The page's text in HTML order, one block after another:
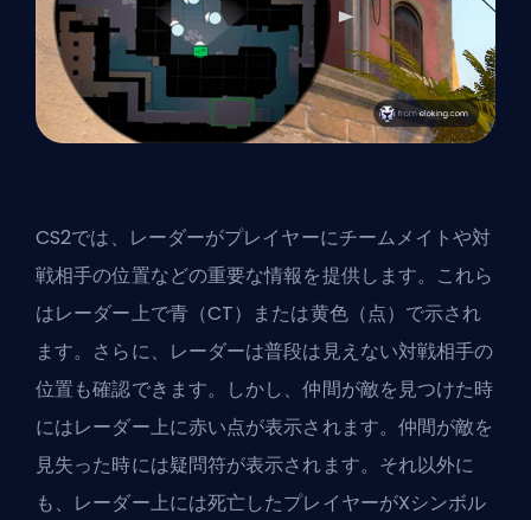
CS2では、レーダーがプレイヤーにチームメイトや対
戦相手の位置などの重要な情報を提供します。これら
はレーダー上で青（CT）または黄色（点）で示され
ます。さらに、レーダーは普段は見えない対戦相手の
位置も確認できます。しかし、仲間が敵を見つけた時
にはレーダー上に赤い点が表示されます。仲間が敵を
見失った時には疑問符が表示されます。それ以外に
も、レーダー上には死亡したプレイヤーがXシンボル